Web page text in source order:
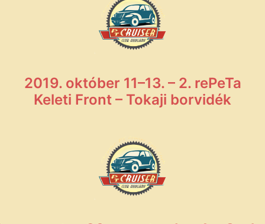
2019. október 11–13. – 2. rePeTa
Keleti Front – Tokaji borvidék